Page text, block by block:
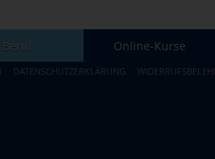
Beruf Online-Kurse
DATENSCHUTZERKLÄRUNG